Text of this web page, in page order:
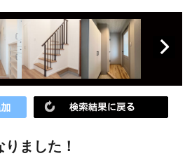
ました！